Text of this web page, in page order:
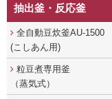
抽出釜・反応釜
全自動豆炊釜AU-1500
(こしあん用)
粒豆煮専用釜
（蒸気式）